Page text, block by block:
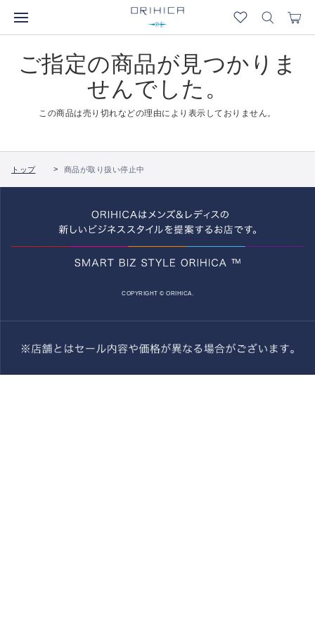
ご指定の商品が見つかりま
せんでした。
この商品は売り切れなどの理由により表示しておりません。
トップ 商品が取り扱い停止中
COPYRIGHT © ORIHICA.